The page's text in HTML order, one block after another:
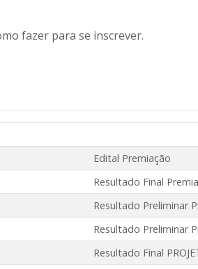
fazer para se inscrever.
Edital Premiação
Resultado Final
Resultado Preliminar
Resultado Preliminar
Resultado Final